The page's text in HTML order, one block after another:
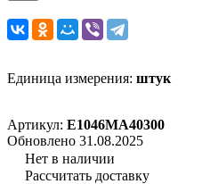
Единица измерения: штук
Артикул: E1046MA40300
Обновлено 31.08.2025
Нет в наличии
Рассчитать доставку